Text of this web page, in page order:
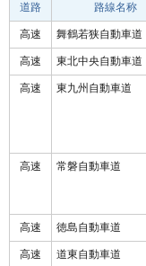
道路 路線名称
高速 舞鶴若狭自動車道
高速 東北中央自動車道
高速 東九州自動車道
高速 常磐自動車道
高速 徳島自動車道
高速 道東自動車道